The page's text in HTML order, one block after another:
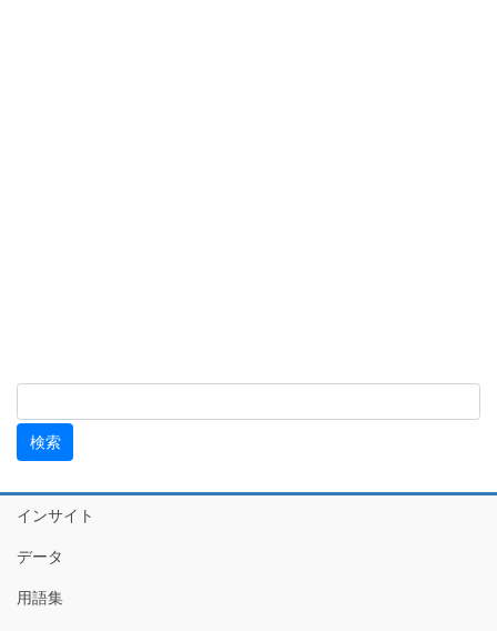
インサイト
データ
用語集